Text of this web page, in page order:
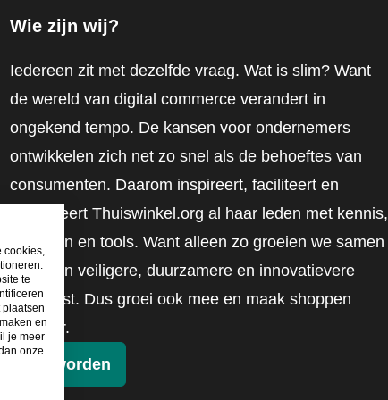
Wie zijn wij?
Iedereen zit met dezelfde vraag. Wat is slim? Want
de wereld van digital commerce verandert in
ongekend tempo. De kansen voor ondernemers
ontwikkelen zich net zo snel als de behoeftes van
consumenten. Daarom inspireert, faciliteert en
mobiliseert Thuiswinkel.org al haar leden met kennis,
inzichten en tools. Want alleen zo groeien we samen
naar een veiligere, duurzamere en innovatievere
toekomst. Dus groei ook mee en maak shoppen
slimmer.
Lid worden
cookies,
te
plaatsen
en
je meer
onze